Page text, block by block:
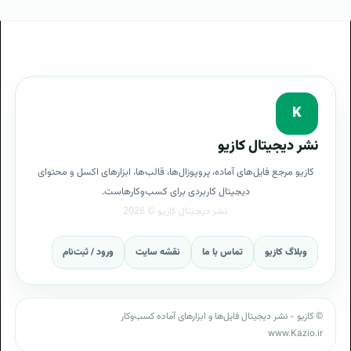
پروپوزال پشتیبانی UPS در سازمان
تعریف پشتیبانی UPS
پرسشنامه پشتیبانی UPS
پرسشنامه جمع آوری اطلاعات کارفرما با پروپوزال پشتیبانی
گامهای اجرایی پشتیبانی UPS
قدم به قدم برای پشتیبانی UPS
پروپوزال برنامه پشتیبانی UPS
K
نشر دیجیتال کازیو
کازیو مرجع فایل‌های آماده، پروپوزال‌ها، قالب‌ها، ابزارهای اکسل و محتوای
دیجیتال کاربردی برای کسب‌وکارهاست.
وبلاگ کازیو تماس با ما نقشه سایت ورود / ثبت‌نام
© کازیو - نشر دیجیتال فایل‌ها و ابزارهای آماده کسب‌وکار
www.Kazio.ir